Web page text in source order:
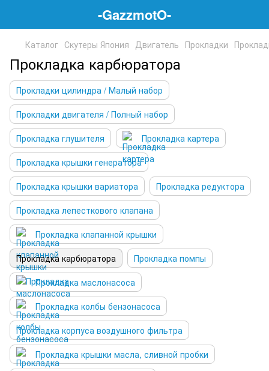
-GazzmotO-
Каталог Скутеры Япония Двигатель Прокладки
Прокладка карбюратора
Прокладки цилиндра / Малый набор
Прокладки двигателя / Полный набор
Прокладка глушителя
Прокладка картера
Прокладка крышки генератора
Прокладка крышки вариатора
Прокладка редуктора
Прокладка лепесткового клапана
Прокладка клапанной крышки
Прокладка карбюратора
Прокладка помпы
Прокладка маслонасоса
Прокладка колбы бензонасоса
Прокладка корпуса воздушного фильтра
Прокладка крышки масла, сливной пробки